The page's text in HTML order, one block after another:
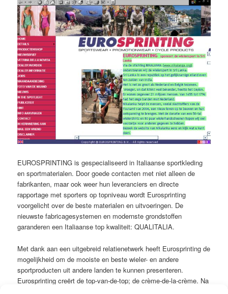
EUROSPRINTING is gespecialiseerd in Italiaanse sportkleding
en sportmaterialen. Door goede contacten met niet alleen de
fabrikanten, maar ook weer hun leveranciers en directe
rapportage met sporters op topniveau wordt Eurosprinting
voorgelicht over de beste materialen en uitvoeringen. De
nieuwste fabricagesystemen en modernste grondstoffen
garanderen een Italiaanse top kwaliteit: QUALITALIA.
Met dank aan een uitgebreid relatienetwerk heeft Eurosprinting de
mogelijkheid om de mooiste en beste wieler- en andere
sportproducten uit andere landen te kunnen presenteren.
Eurosprinting creërt de top-van-de-top; de crème-de-la-crème. Na